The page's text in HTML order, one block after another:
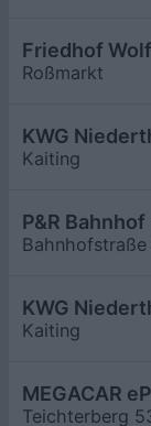
Friedhof
Roßmarkt
KWG
Kaiting
P&R
Bahnhofstraße
KWG
Kaiting
MEGACAR
Teichterberg